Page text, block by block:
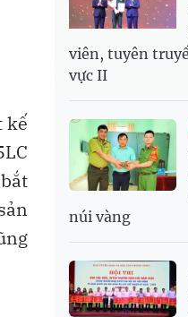
kế
viên, tuyên
vực II
núi vàng